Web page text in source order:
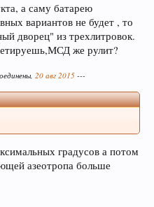
Вы соглашаетесь
файлов cookie.
а саму батарею
вариантов не будет , то
дворец" из трехлитровок.
же рулит?
20 авг 2015 ---
градусов а потом
азеотропа больше